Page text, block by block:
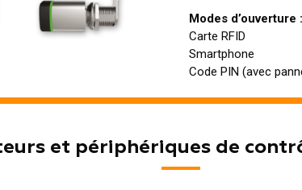
Modes d’ouverture :
Carte RFID
Smartphone
Code PIN (avec
et périphériques de